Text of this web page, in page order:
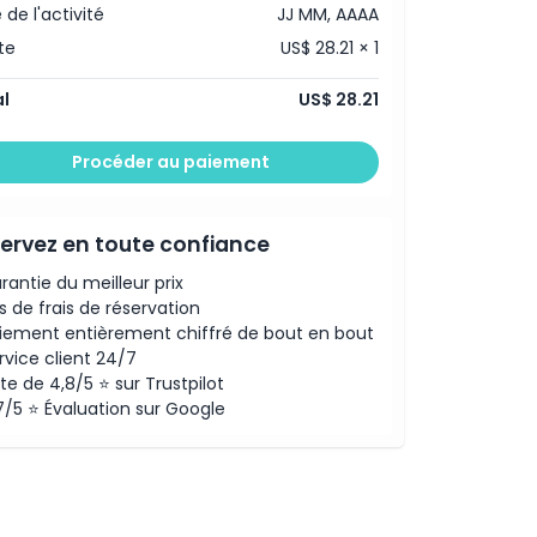
de l'activité
JJ MM, AAAA
US$ 28.21 × 1
US$ 28.21
Procéder au paiement
en toute confiance
du meilleur prix
de frais de réservation
entièrement chiffré de bout en bout
client 24/7
de 4,8/5 ⭐ sur Trustpilot
5 ⭐ Évaluation sur Google